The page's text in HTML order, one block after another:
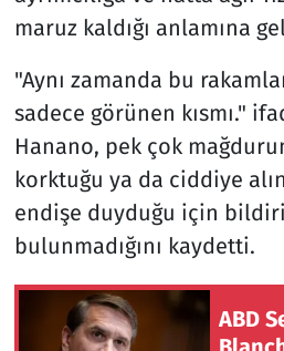
maruz kaldığı anlamına
"Aynı zamanda bu
sadece görünen kısmı."
Hanano, pek çok
korktuğu ya da ciddiye
endişe duyduğu için
bulunmadığını kaydetti.
ABD